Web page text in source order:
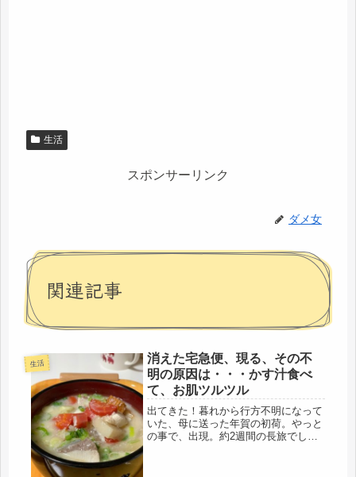
生活
スポンサーリンク
ダメ女
関連記事
生活
消えた宅急便、現る、その不
明の原因は・・・かす汁食べ
て、お肌ツルツル
出てきた！暮れから行方不明になって
いた、母に送った年賀の初荷。やっと
の事で、出現。約2週間の長旅でし